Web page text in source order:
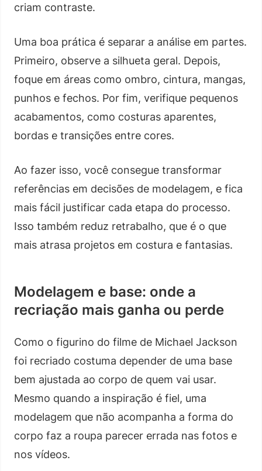
criam contraste.
Uma boa prática é separar a análise em partes.
Primeiro, observe a silhueta geral. Depois,
foque em áreas como ombro, cintura, mangas,
punhos e fechos. Por fim, verifique pequenos
acabamentos, como costuras aparentes,
bordas e transições entre cores.
Ao fazer isso, você consegue transformar
referências em decisões de modelagem, e fica
mais fácil justificar cada etapa do processo.
Isso também reduz retrabalho, que é o que
mais atrasa projetos em costura e fantasias.
Modelagem e base: onde a
recriação mais ganha ou perde
Como o figurino do filme de Michael Jackson
foi recriado costuma depender de uma base
bem ajustada ao corpo de quem vai usar.
Mesmo quando a inspiração é fiel, uma
modelagem que não acompanha a forma do
corpo faz a roupa parecer errada nas fotos e
nos vídeos.